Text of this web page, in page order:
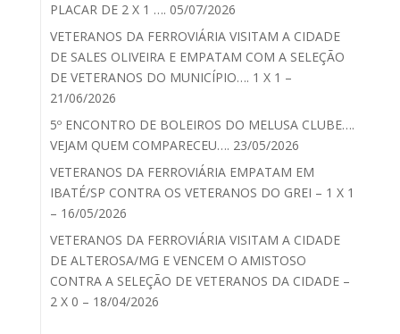
PLACAR DE 2 X 1 …. 05/07/2026
VETERANOS DA FERROVIÁRIA VISITAM A CIDADE
DE SALES OLIVEIRA E EMPATAM COM A SELEÇÃO
DE VETERANOS DO MUNICÍPIO…. 1 X 1 –
21/06/2026
5º ENCONTRO DE BOLEIROS DO MELUSA CLUBE….
VEJAM QUEM COMPARECEU…. 23/05/2026
VETERANOS DA FERROVIÁRIA EMPATAM EM
IBATÉ/SP CONTRA OS VETERANOS DO GREI – 1 X 1
– 16/05/2026
VETERANOS DA FERROVIÁRIA VISITAM A CIDADE
DE ALTEROSA/MG E VENCEM O AMISTOSO
CONTRA A SELEÇÃO DE VETERANOS DA CIDADE –
2 X 0 – 18/04/2026